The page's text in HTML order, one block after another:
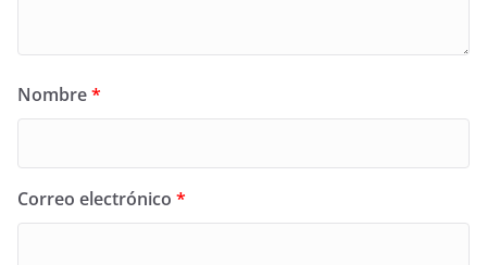
Nombre*
Correo electrónico *